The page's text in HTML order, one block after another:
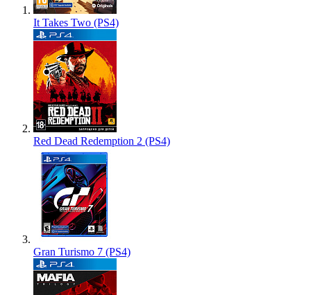
It Takes Two (PS4)
Red Dead Redemption 2 (PS4)
Gran Turismo 7 (PS4)